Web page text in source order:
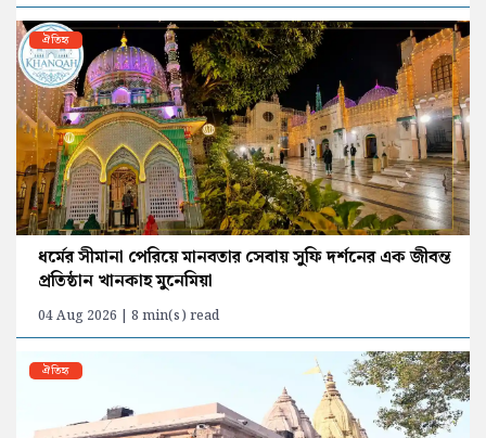
ঐতিহ্য
ধর্মের সীমানা পেরিয়ে মানবতার সেবায় সুফি দর্শনের এক জীবন্ত
প্রতিষ্ঠান খানকাহ মুনেমিয়া
04 Aug 2026 | 8 min(s) read
ঐতিহ্য